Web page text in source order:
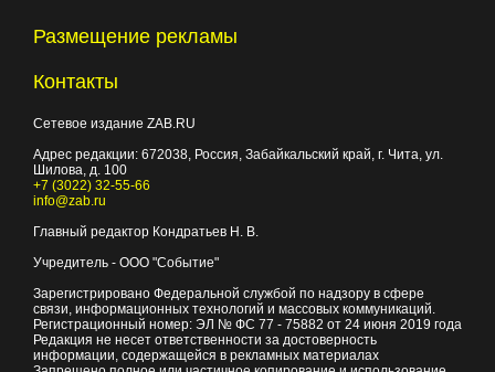
Размещение рекламы
Контакты
Сетевое издание ZAB.RU
Адрес редакции: 672038, Россия, Забайкальский край, г. Чита, ул.
Шилова, д. 100
+7 (3022) 32-55-66
info@zab.ru
Главный редактор Кондратьев Н. В.
Учредитель - ООО "Событие"
Зарегистрировано Федеральной службой по надзору в сфере
связи, информационных технологий и массовых коммуникаций.
Регистрационный номер: ЭЛ № ФС 77 - 75882 от 24 июня 2019 года
Редакция не несет ответственности за достоверность
информации, содержащейся в рекламных материалах